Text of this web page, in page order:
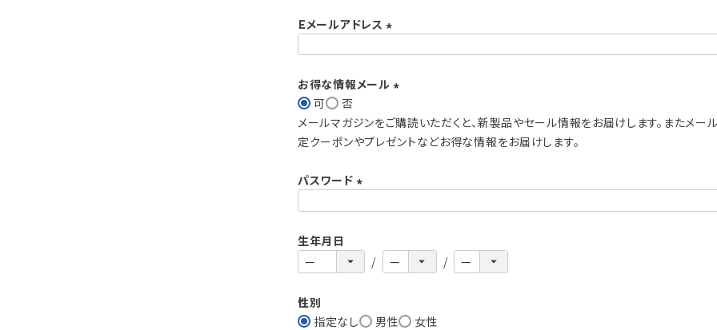
須
Ｅメールアドレス
(
須
お得な情報メール
必
須
可
否
メールマガジンをご購読いただくと、新製品やセール情報をお届けします。またメー
定クーポンやプレゼントなどお得な情報をお届けします。
パスワード
生年月日
性別
指定なし
男性 女性